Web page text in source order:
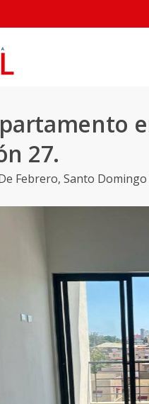
27.
Febrero, Santo Domingo